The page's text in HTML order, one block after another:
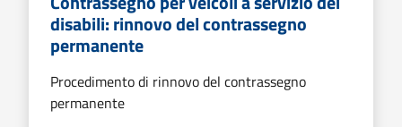
disabili: rinnovo del contrassegno
permanente
Procedimento di rinnovo del contrassegno
permanente